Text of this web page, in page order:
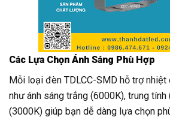
Các Lựa Chọn Ánh Sáng Phù Hợp
Mỗi loại đèn TDLCC-SMD hỗ trợ nhiệt
như ánh sáng trắng (6000K), trung tính
(3000K) giúp bạn dễ dàng lựa chọn